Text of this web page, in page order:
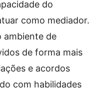
do
como mediador.
ambiente de
de forma mais
e acordos
com habilidades